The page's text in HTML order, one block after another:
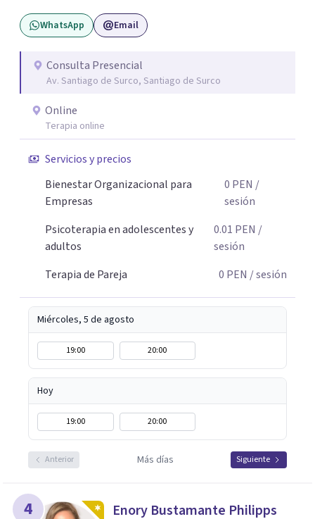
Cuento con más de 5 años de experiencia atendiendo a
niños, adolescentes y adultos de forma presencial y
sentido, incluso en medio de las dificultades. En lugar de
luchar contra tus pensamientos o emociones, te guiaré a
espacio para lo que de verdad importa. El cambio
empieza cuando das el primer paso. Aquí tienes un
espacio seguro para hacerlo.
WhatsApp Email
Consulta Presencial
Av. Santiago de Surco, Santiago de Surco
Online
Terapia online
Servicios y precios
Bienestar Organizacional para
Empresas
0 PEN /
sesión
Psicoterapia en adolescentes y
adultos
0.01 PEN /
sesión
Terapia de Pareja
0 PEN / sesión
Miércoles, 5 de agosto
19:00 20:00
Hoy
19:00 20:00
Anterior Más días Siguiente
4 Enory Bustamante Philipps